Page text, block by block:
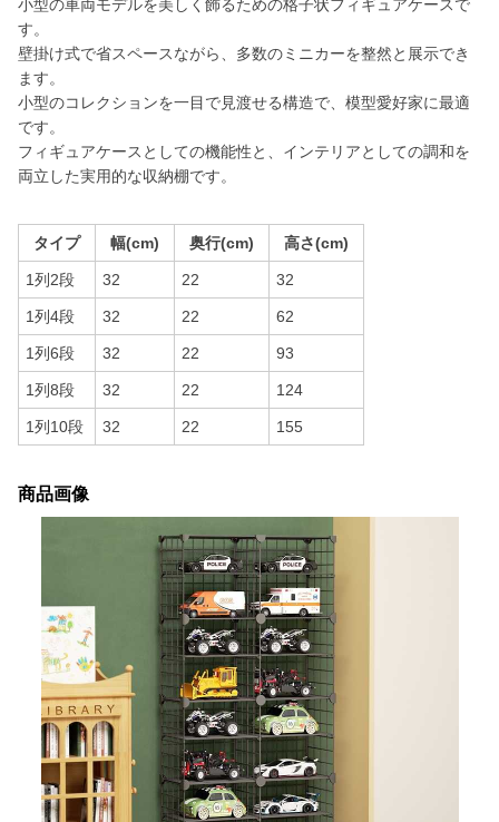
小型の車両モデルを美しく飾るための格子状フィギュアケースで
す。
壁掛け式で省スペースながら、多数のミニカーを整然と展示でき
ます。
小型のコレクションを一目で見渡せる構造で、模型愛好家に最適
です。
フィギュアケースとしての機能性と、インテリアとしての調和を
両立した実用的な収納棚です。
タイプ 幅(cm) 奥行(cm) 高さ(cm)
1列2段 32 22 32
1列4段 32 22 62
1列6段 32 22 93
1列8段 32 22 124
1列10段 32 22 155
商品画像